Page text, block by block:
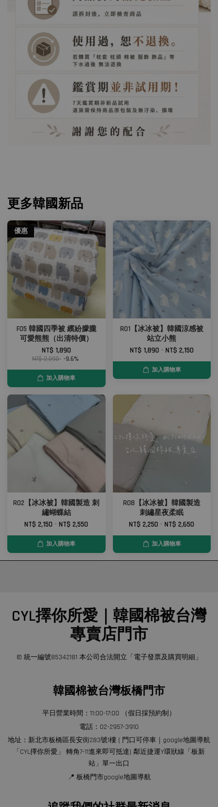
更多韓國新品
優惠
F05 韓國四季被 繽紛朦朧
可愛熊熊（出清特價）
NT$ 1,890
NT$ 2,090 -9.6%
加入購物車
R01【冰冰被】韓國涼感被
站立小熊
NT$ 1,890 - NT$ 2,150
加入購物車
R02【冰冰被】韓國製造 刺
繡蝴蝶結
NT$ 2,150-NT$ 2,550
加入購物車
R08【冰冰被】韓國製造
刺繡星夜柔眠
NT$ 2,250-NT$ 2,650
加入購物車
CYL擇你所愛｜韓國棉被台灣
專賣店門市
© 統一編號85342181 本公司合法開立「電子發票及購買明細」
韓國棉被台灣板橋門市
平日營業時間：11:00-17:00 （假日採預約制）
電話：02-2957-3910
地址：新北市板橋區長安街283號1樓 ( 門口可停車｜google地圖導航
「CYL擇你所愛」 轉角7-11進來即可抵達) 鄰近捷運Y環狀線「板新
站」單一出口
📍 板橋門市google地圖導航